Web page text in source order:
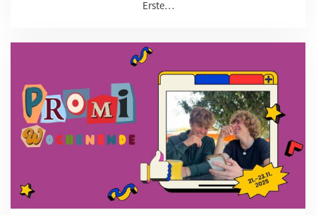
Erste…